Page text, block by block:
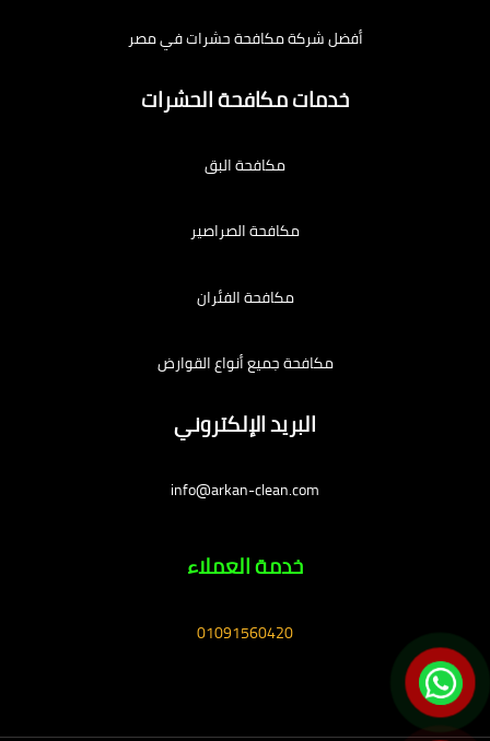
أفضل شركة مكافحة حشرات في مصر
خدمات مكافحة الحشرات
مكافحة البق
مكافحة الصراصير
مكافحة الفئران
مكافحة جميع أنواع القوارض
البريد الإلكتروني
info@arkan-clean.com
خدمة العملاء
01091560420